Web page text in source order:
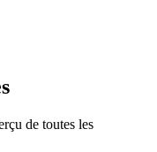
de toutes les